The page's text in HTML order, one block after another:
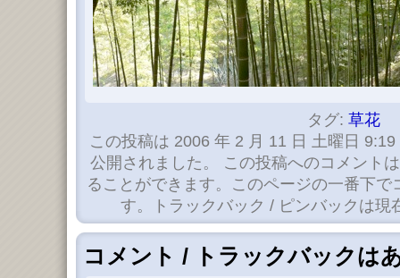
タグ: 草花
この投稿は 2006 年 2 月 11 日 土曜日
公開されました。 この投稿へのコメント
ることができます。このページの一番下
す。トラックバック / ピンバックは現
コメント / トラックバックは